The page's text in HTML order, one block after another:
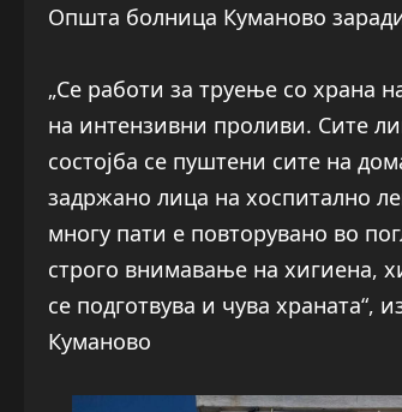
Општа болница Куманово
„Се работи за труење со храна
на интензивни проливи. Сите
состојба се пуштени сите на
задржано лица на хоспитално
многу пати е повторувано во
строго внимавање на хигиена,
се подготвува и чува храната“,
Куманово